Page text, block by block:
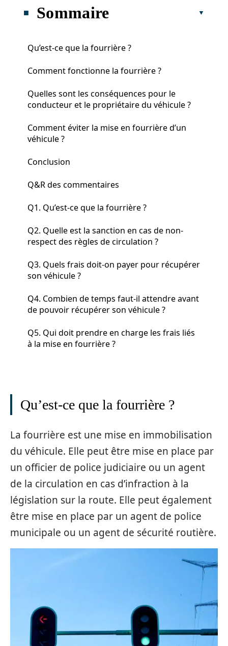
Sommaire
Qu’est-ce que la fourrière ?
Comment fonctionne la fourrière ?
Quelles sont les conséquences pour le
conducteur et le propriétaire du véhicule ?
Comment éviter la mise en fourrière d’un
véhicule ?
Conclusion
Q&R des commentaires
Q1. Qu’est-ce que la fourrière ?
Q2. Quelle est la sanction en cas de non-
respect des règles de circulation ?
Q3. Quels frais doit-on payer pour récupérer
son véhicule ?
Q4. Combien de temps faut-il attendre avant
de pouvoir récupérer son véhicule ?
Q5. Qui doit prendre en charge les frais liés
à la mise en fourrière ?
Qu’est-ce que la fourrière ?
La fourrière est une mise en immobilisation
du véhicule. Elle peut être mise en place par
un officier de police judiciaire ou un agent
de la circulation en cas d’infraction à la
législation sur la route. Elle peut également
être mise en place par un agent de police
municipale ou un agent de sécurité routière.